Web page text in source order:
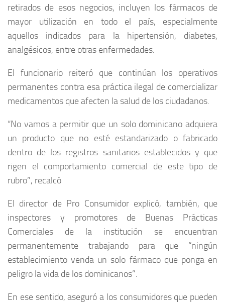
retirados de esos negocios, incluyen los fármacos de
mayor utilización en todo el país, especialmente
aquellos indicados para la hipertensión, diabetes,
analgésicos, entre otras enfermedades.
El funcionario reiteró que continúan los operativos
permanentes contra esa práctica ilegal de comercializar
medicamentos que afecten la salud de los ciudadanos.
“No vamos a permitir que un solo dominicano adquiera
un producto que no esté estandarizado o fabricado
dentro de los registros sanitarios establecidos y que
rigen el comportamiento comercial de este tipo de
rubro”, recalcó
El director de Pro Consumidor explicó, también, que
inspectores y promotores de Buenas Prácticas
Comerciales de la institución se encuentran
permanentemente trabajando para que “ningún
establecimiento venda un solo fármaco que ponga en
peligro la vida de los dominicanos”.
En ese sentido, aseguró a los consumidores que pueden